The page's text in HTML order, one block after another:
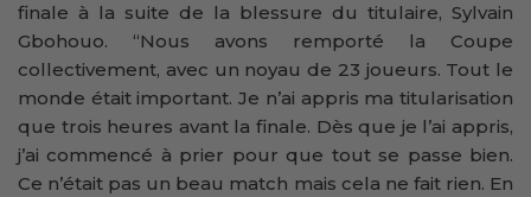
finale à la suite de la blessure du titulaire, Sylvain
Gbohouo. “Nous avons remporté la Coupe
collectivement, avec un noyau de 23 joueurs. Tout le
monde était important. Je n’ai appris ma titularisation
que trois heures avant la finale. Dès que je l’ai appris,
j’ai commencé à prier pour que tout se passe bien.
Ce n’était pas un beau match mais cela ne fait rien. En